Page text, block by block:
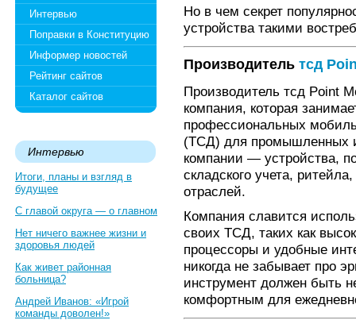
Интервью
Поправки в Конституцию
Информер новостей
Рейтинг сайтов
Каталог сайтов
Интервью
Итоги, планы и взгляд в
будущее
С главой округа — о главном
Нет ничего важнее жизни и
здоровья людей
Как живет районная
больница?
Андрей Иванов: «Игрой
команды доволен!»
Но в чем секрет
устройства такими
Производитель тсд
Производитель тсд Point
компания, которая
профессиональных
(ТСД) для промышленных
компании — устройства,
складского учета,
отраслей.
Компания славится
своих ТСД, таких как
процессоры и удобные
никогда не забывает про
инструмент должен быть
комфортным для